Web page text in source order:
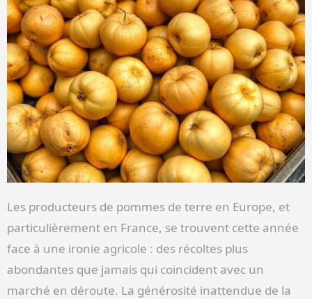
Les producteurs de pommes de terre en Europe, et
particulièrement en France, se trouvent cette année
face à une ironie agricole : des récoltes plus
abondantes que jamais qui coïncident avec un
marché en déroute. La générosité inattendue de la